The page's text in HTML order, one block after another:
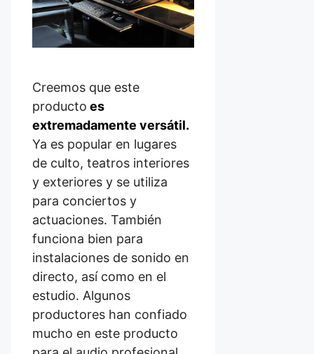
Creemos que este
producto es
extremadamente versátil.
Ya es popular en lugares
de culto, teatros interiores
y exteriores y se utiliza
para conciertos y
actuaciones. También
funciona bien para
instalaciones de sonido en
directo, así como en el
estudio. Algunos
productores han confiado
mucho en este producto